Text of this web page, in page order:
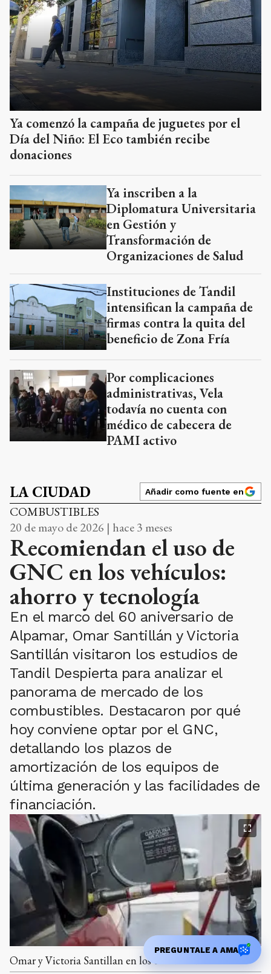
Ya comenzó la campaña de juguetes por el
Día del Niño: El Eco también recibe
donaciones
Ya inscriben a la
Diplomatura Universitaria
en Gestión y
Transformación de
Organizaciones de Salud
Instituciones de Tandil
intensifican la campaña de
firmas contra la quita del
beneficio de Zona Fría
Por complicaciones
administrativas, Vela
todavía no cuenta con
médico de cabecera de
PAMI activo
LA CIUDAD Añadir como fuente en
COMBUSTIBLES
20 de mayo de 2026 | hace 3 meses
Recomiendan el uso de
GNC en los vehículos:
ahorro y tecnología
En el marco del 60 aniversario de
Alpamar, Omar Santillán y Victoria
Santillán visitaron los estudios de
Tandil Despierta para analizar el
panorama de mercado de los
combustibles. Destacaron por qué
hoy conviene optar por el GNC,
detallando los plazos de
amortización de los equipos de
última generación y las facilidades de
financiación.
Omar y Victoria Santillan en los estudios de El Eco.
PREGUNTALE A AMA